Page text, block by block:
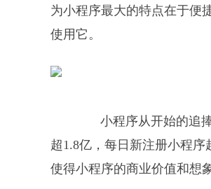
为小程序最大的特点在于便
使用它。
小程序从开始的追捧
超1.8亿，每日新注册小程序
使得小程序的商业价值和想